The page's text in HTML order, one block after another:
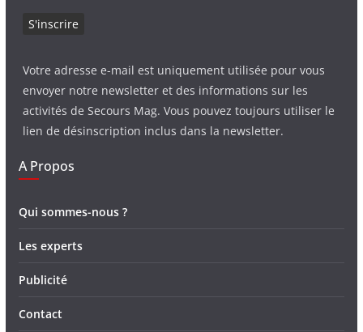
Votre adresse e-mail est uniquement utilisée pour vous
envoyer notre newsletter et des informations sur les
activités de Secours Mag. Vous pouvez toujours utiliser le
lien de désinscription inclus dans la newsletter.
A Propos
Qui sommes-nous ?
Les experts
Publicité
Contact